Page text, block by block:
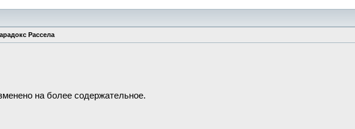
Рассела
на более содержательное.